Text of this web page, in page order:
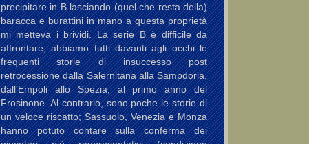
precipitare in B lasciando (quel che resta della)
baracca e burattini in mano a questa proprietà
mi metteva i brividi. La serie B è difficile da
affrontare, abbiamo tutti davanti agli occhi le
frequenti storie di insuccesso post
retrocessione dalla Salernitana alla Sampdoria,
dall'Empoli allo Spezia, al primo anno del
Frosinone. Al contrario, sono poche le storie di
un veloce riscatto; Sassuolo, Venezia e Monza
hanno potuto contare sulla conferma dei